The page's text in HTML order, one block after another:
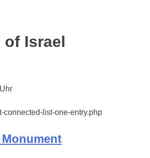
of Israel
connected-list-one-entry.php